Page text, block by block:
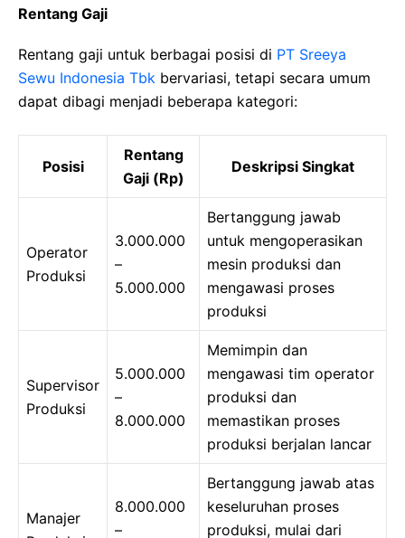
Rentang Gaji
Rentang gaji untuk berbagai posisi di PT Sreeya
Sewu Indonesia Tbk bervariasi, tetapi secara umum
dapat dibagi menjadi beberapa kategori:
Posisi
Rentang
Gaji (Rp)
Deskripsi Singkat
Operator
Produksi
3.000.000
–
5.000.000
Bertanggung jawab
untuk mengoperasikan
mesin produksi dan
mengawasi proses
produksi
Supervisor
Produksi
5.000.000
–
8.000.000
Memimpin dan
mengawasi tim operator
produksi dan
memastikan proses
produksi berjalan lancar
Manajer
8.000.000
–
Bertanggung jawab atas
keseluruhan proses
produksi, mulai dari